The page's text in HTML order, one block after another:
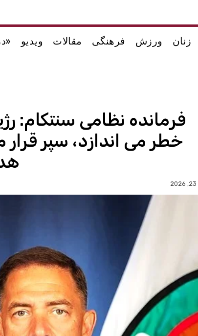
زنان ورزش فرهنگی مقالات ویدیو
فرمانده نظامی سنتکام:
خطر می اندازد، سپر قرار